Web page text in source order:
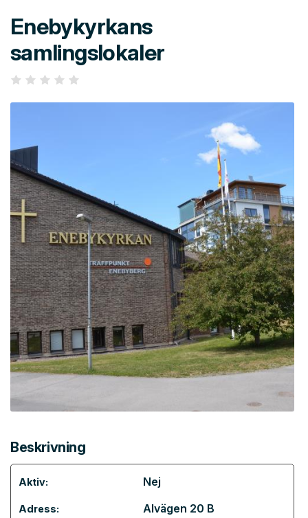
Enebykyrkans
samlingslokaler
Beskrivning
Aktiv: Nej
Adress: Alvägen 20 B